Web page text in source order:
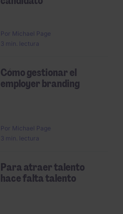
Por Michael Page
3 min. lectura
Cómo gestionar el
employer branding
Por Michael Page
3 min. lectura
Para atraer talento
hace falta talento